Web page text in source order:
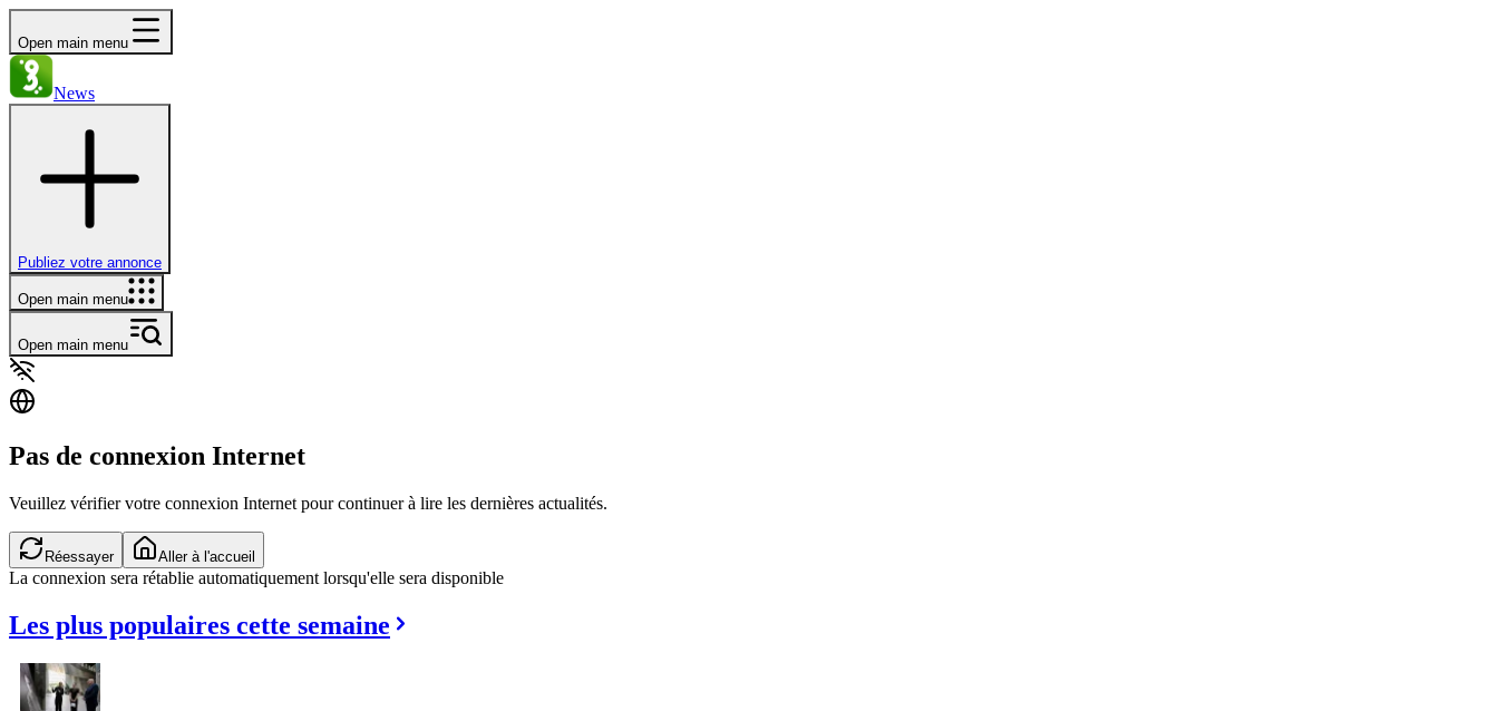
Open main menu
News
Publiez votre annonce
Open main menu
Open main menu
Pas de connexion Internet
Veuillez vérifier votre connexion Internet pour continuer à lire les dernières actualités.
Réessayer Aller à l'accueil
La connexion sera rétablie automatiquement lorsqu'elle sera disponible
Les plus populaires cette semaine